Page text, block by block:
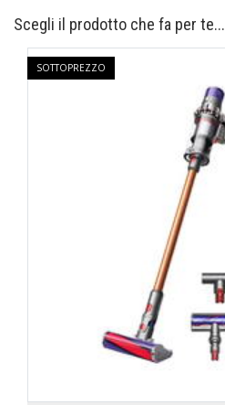
Scegli il prodotto che fa per te...
SOTTOPREZZO